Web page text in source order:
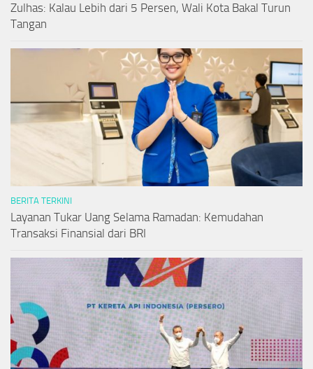
Zulhas: Kalau Lebih dari 5 Persen, Wali Kota Bakal Turun
Tangan
BERITA TERKINI
Layanan Tukar Uang Selama Ramadan: Kemudahan
Transaksi Finansial dari BRI